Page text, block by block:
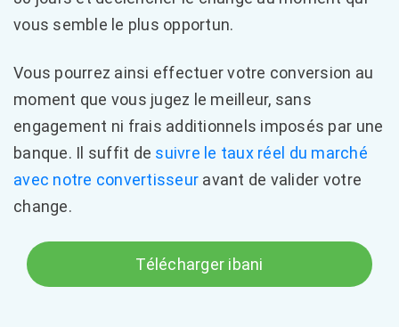
vous semble le plus opportun.
Vous pourrez ainsi effectuer votre conversion au
moment que vous jugez le meilleur, sans
engagement ni frais additionnels imposés par une
banque. Il suffit de suivre le taux réel du marché
avec notre convertisseur avant de valider votre
change.
Télécharger ibani